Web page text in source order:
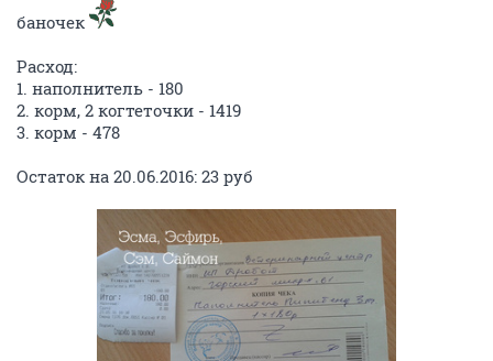
баночек
Расход:
1. наполнитель - 180
2. корм, 2 когтеточки - 1419
3. корм - 478
Остаток на 20.06.2016: 23 руб